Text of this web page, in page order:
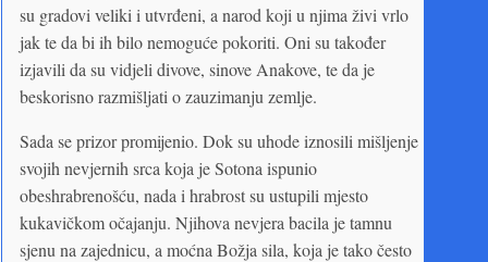
su gradovi veliki i utvrđeni, a narod koji u njima živi vrlo
jak te da bi ih bilo nemoguće pokoriti. Oni su također
izjavili da su vidjeli divove, sinove Anakove, te da je
beskorisno razmišljati o zauzimanju zemlje.
Sada se prizor promijenio. Dok su uhode iznosili mišljenje
svojih nevjernih srca koja je Sotona ispunio
obeshrabrenošću, nada i hrabrost su ustupili mjesto
kukavičkom očajanju. Njihova nevjera bacila je tamnu
sjenu na zajednicu, a moćna Božja sila, koja je tako često